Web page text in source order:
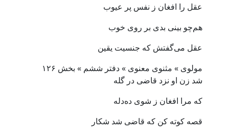
عقل را افغان ز نفس پر عیوب
هم‌چو بینی بدی بر روی خوب
عقل می‌گفتش که جنسیت یقین
مولوی » مثنوی معنوی » دفتر ششم » بخش ۱۲۶
شد زن او نزد قاضی در گله
که مرا افغان ز شوی ده‌دله
قصه کوته کن که قاضی شد شکار